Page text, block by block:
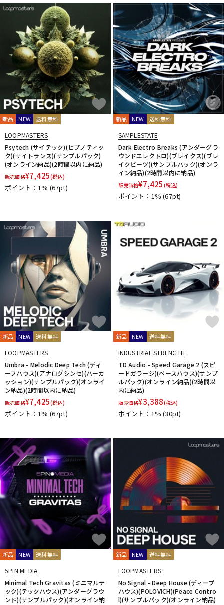
新品 NEW 送料無料
LOOPMASTERS
Psytech (サイテック)(ヒプノティッ
ク)(サイトランス)(サンプルパック)
(オンライン納品)(2時間以内に納品)
販売価格¥7,425(税込)
ポイント：1% (67pt)
新品 NEW 送料無料
SAMPLESTATE
Dark Electro Breaks (アンダーグラ
ウンドエレクトロ)(ブレイクス)(ブレ
イクビーツ)(サンプルパック)(オンラ
イン納品)(2時間以内に納品)
販売価格¥7,425 (税込)
ポイント：1%(67pt)
新品 NEW 送料無料
LOOPMASTERS
Umbra - Melodic Deep Tech (ディ
ープハウス)(アナログシンセ)(パーカ
ッション)(サンプルパック)(オンライ
ン納品)(2時間以内に納品)
販売価格¥7,425(税込)
ポイント：1% (67pt)
新品 NEW 送料無料
INDUSTRIAL STRENGTH
TD Audio - Speed Garage 2 (スピ
ードガラージ)(ベースハウス)(サンプ
ルパック)(オンライン納品)(2時間以
内に納品)
販売価格¥3,388(税込)
ポイント：1%(30pt)
新品 NEW 送料無料
5PIN MEDIA
Minimal Tech Gravitas (ミニマルテ
ック)(テックハウス)(アンダーグラウ
ンド)(サンプルパック)(オンライン納
新品 NEW 送料無料
LOOPMASTERS
No Signal - Deep House (ディープ
ハウス)(POLOVICH)(Peace Contro
l)(サンプルパック)(オンライン納品)